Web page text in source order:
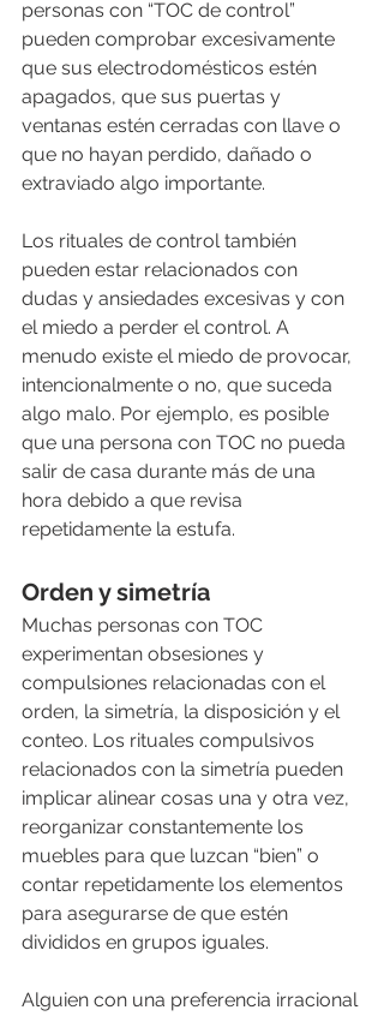
personas con “TOC de control”
pueden comprobar excesivamente
que sus electrodomésticos estén
apagados, que sus puertas y
ventanas estén cerradas con llave o
que no hayan perdido, dañado o
extraviado algo importante.
Los rituales de control también
pueden estar relacionados con
dudas y ansiedades excesivas y con
el miedo a perder el control. A
menudo existe el miedo de provocar,
intencionalmente o no, que suceda
algo malo. Por ejemplo, es posible
que una persona con TOC no pueda
salir de casa durante más de una
hora debido a que revisa
repetidamente la estufa.
Orden y simetría
Muchas personas con TOC
experimentan obsesiones y
compulsiones relacionadas con el
orden, la simetría, la disposición y el
conteo. Los rituales compulsivos
relacionados con la simetría pueden
implicar alinear cosas una y otra vez,
reorganizar constantemente los
muebles para que luzcan “bien” o
contar repetidamente los elementos
para asegurarse de que estén
divididos en grupos iguales.
Alguien con una preferencia irracional